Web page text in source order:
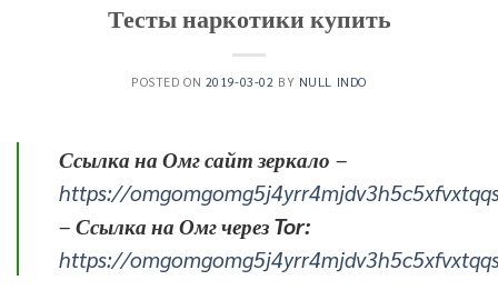
Тесты наркотики купить
POSTED ON 2019-03-02 BY NULL INDO
Ссылка на Омг сайт зеркало –
https://
– Ссылка на Омг через Tor:
https://